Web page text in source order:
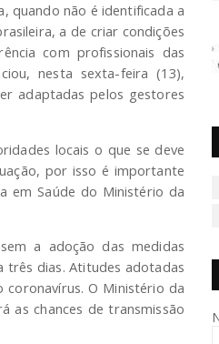
quando não é identificada a
a de criar condições
com profissionais das
nesta sexta-feira (13),
adaptadas pelos gestores
locais o que se deve
por isso é importante
em Saúde do Ministério da
a adoção das medidas
três dias. Atitudes adotadas
O Ministério da
as chances de transmissão